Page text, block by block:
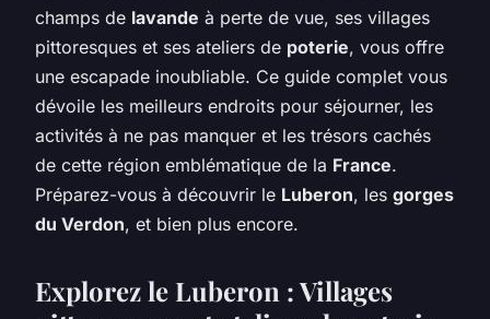
champs de lavande à perte de vue, ses villages
pittoresques et ses ateliers de poterie, vous offre
une escapade inoubliable. Ce guide complet vous
dévoile les meilleurs endroits pour séjourner, les
activités à ne pas manquer et les trésors cachés
de cette région emblématique de la France.
Préparez-vous à découvrir le Luberon, les gorges
du Verdon, et bien plus encore.
Explorez le Luberon : Villages